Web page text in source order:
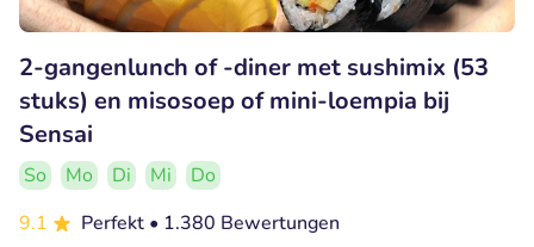
2-gangenlunch of -diner met sushimix (53
stuks) en misosoep of mini-loempia bij
Sensai
So Mo Di Mi
Do
9.1
Perfekt • 1.380 Bewertungen